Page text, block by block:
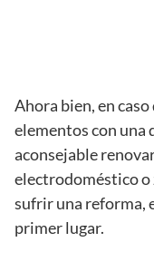
Ahora bien, en
elementos con una
aconsejable
electrodoméstico o
sufrir una reforma,
primer lugar.